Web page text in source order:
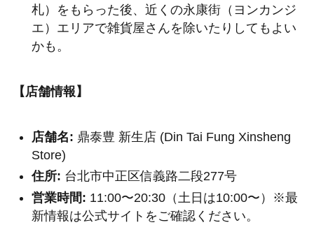
札）をもらった後、近くの永康街（ヨンカンジ
エ）エリアで雑貨屋さんを除いたりしてもよい
かも。
【店舗情報】
店舗名: 鼎泰豊 新生店 (Din Tai Fung Xinsheng
Store)
住所: 台北市中正区信義路二段277号
営業時間: 11:00〜20:30（土日は10:00〜）※最
新情報は公式サイトをご確認ください。